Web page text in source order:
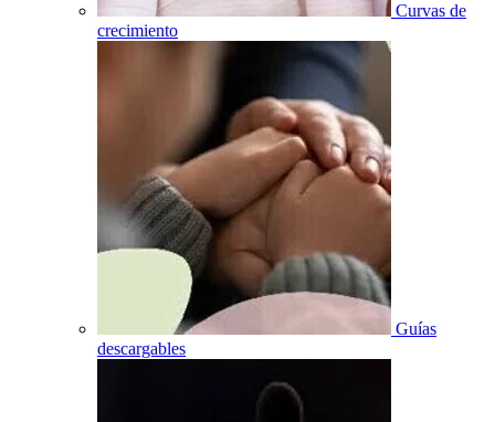
Curvas de
crecimiento
Guías
descargables